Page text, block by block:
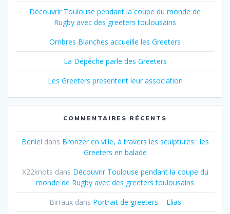
Découvrir Toulouse pendant la coupe du monde de
Rugby avec des greeters toulousains
Ombres Blanches accueille les Greeters
La Dépêche parle des Greeters
Les Greeters presentent leur association
COMMENTAIRES RÉCENTS
Beniel dans Bronzer en ville, à travers les sculptures : les
Greeters en balade
X22knots dans Découvrir Toulouse pendant la coupe du
monde de Rugby avec des greeters toulousains
Birrauxdans Portrait de greeters – Elias